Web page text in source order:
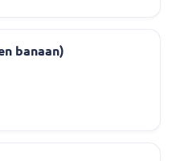
banaan)